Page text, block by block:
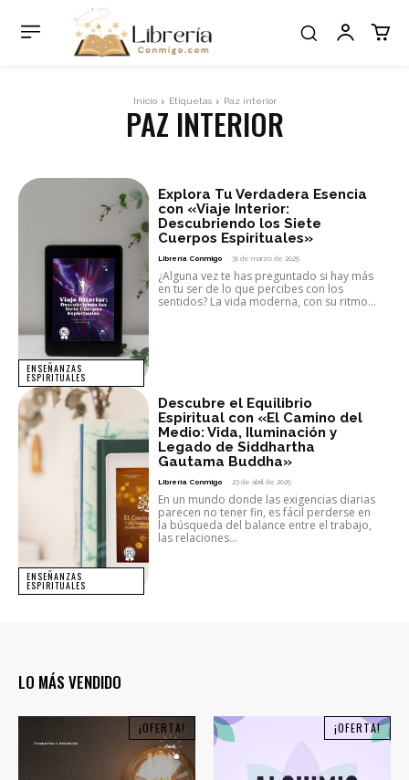
Inicio Etiquetas Paz interior
PAZ INTERIOR
ENSEÑANZAS
ESPIRITUALES
Explora Tu Verdadera Esencia
con «Viaje Interior:
Descubriendo los Siete
Cuerpos Espirituales»
Librería Conmigo - 31 de marzo de 2025
¿Alguna vez te has preguntado si hay más
en tu ser de lo que percibes con los
sentidos? La vida moderna, con su ritmo...
ENSEÑANZAS
ESPIRITUALES
Descubre el Equilibrio
Espiritual con «El Camino del
Medio: Vida, Iluminación y
Legado de Siddhartha
Gautama Buddha»
Librería Conmigo - 23 de abril de 2025
En un mundo donde las exigencias diarias
parecen no tener fin, es fácil perderse en
la búsqueda del balance entre el trabajo,
las relaciones...
LO MÁS VENDIDO
¡OFERTA! ¡OFERTA!